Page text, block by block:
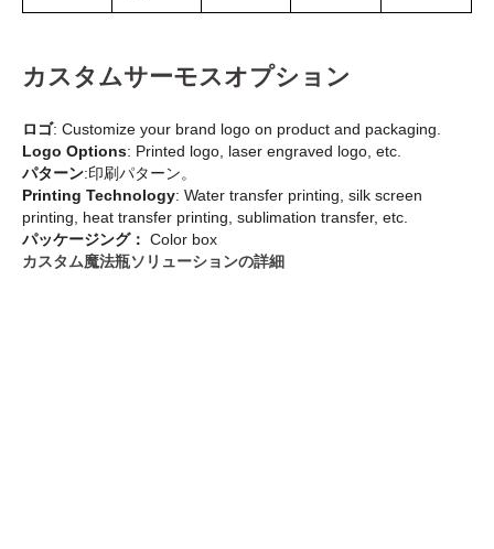
カスタムサーモスオプション
ロゴ: Customize your brand logo on product and packaging.
Logo Options: Printed logo, laser engraved logo, etc.
パターン:印刷パターン。
Printing Technology: Water transfer printing, silk screen
printing, heat transfer printing, sublimation transfer, etc.
パッケージング： Color box
カスタム魔法瓶ソリューションの詳細